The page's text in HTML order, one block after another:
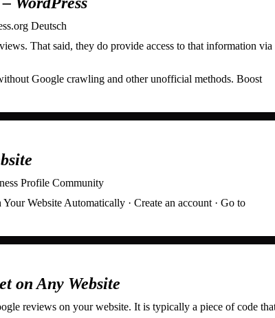
Deutsch
That said, they do provide access to that information via
Google crawling and other unofficial methods. Boost
Profile Community
Website Automatically · Create an account · Go to
on Any Website
reviews on your website. It is typically a piece of code